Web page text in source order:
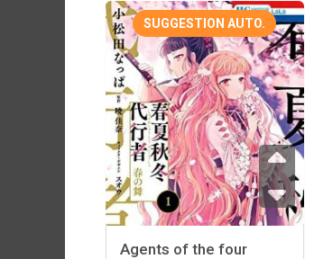
SUGGESTION AUTO.
Agents of the four